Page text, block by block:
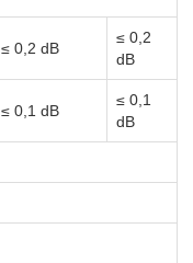
≤ 0,2 dB
≤ 0,2
dB
≤ 0,1 dB
≤ 0,1
dB